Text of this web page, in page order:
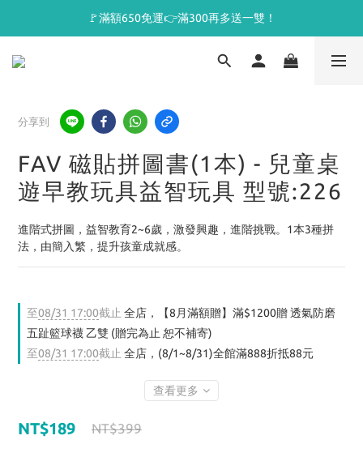
🚩滿額650免運👉滿300再多送一雙！
分享到
FAV 磁貼拼圖書(1本) - 兒童桌
遊早教玩具益智玩具 型號:226
進階式拼圖，益智教育2~6歲，激發興趣，進階挑戰。1本3種拼
法，由簡入繁，提升孩童成就感。
至08/31 17:00截止 全店，【8月滿額贈】滿$1200贈 透氣防磨
五趾籃球襪 乙雙 (贈完為止 恕不補寄)
至08/31 17:00截止 全店，(8/1~8/31)全館滿888折抵88元
查看更多
NT$189 NT$399